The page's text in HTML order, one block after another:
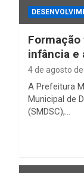
infância e
4 de agosto
A Prefeitura
Municipal de
(SMDSC),…